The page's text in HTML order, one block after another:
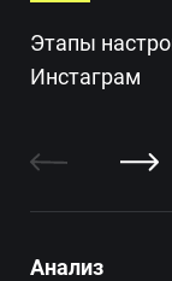
Этапы
Инстаграм
Анализ